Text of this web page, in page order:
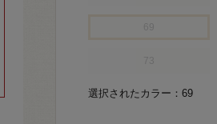
選択されたカラー：69